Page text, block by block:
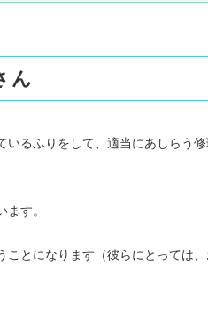
ん
いるふりをして、適当にあしらう
す。
とになります（彼らにとっては